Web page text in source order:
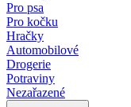
Pro psa
Pro kočku
Hračky
Automobilové
Drogerie
Potraviny
Nezařazené